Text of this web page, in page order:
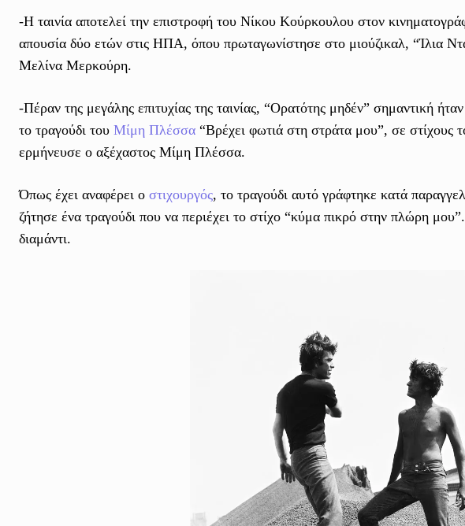
-Η ταινία αποτελεί την επιστροφή του Νίκου Κούρκουλου στον
απουσία δύο ετών στις ΗΠΑ, όπου πρωταγωνίστησε στο μιούζικαλ, “Ίλια
Μελίνα Μερκούρη.
-Πέραν της μεγάλης επιτυχίας της ταινίας, “Ορατότης μηδέν” σημαντική
το τραγούδι του Μίμη Πλέσσα “Βρέχει φωτιά στη στράτα μου”, σε
ερμήνευσε ο αξέχαστος Μίμη Πλέσσα.
Όπως έχει αναφέρει ο στιχουργός, το τραγούδι αυτό γράφτηκε κατά
ζήτησε ένα τραγούδι που να περιέχει το στίχο “κύμα πικρό στην πλώρη
διαμάντι.